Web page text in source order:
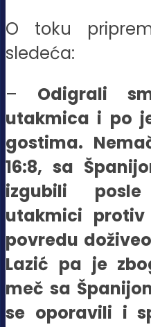
O toku
sledeća:
– Odigrali
utakmica i po
gostima.
16:8, sa
izgubili
utakmici protiv
povredu
Lazić pa je
meč sa
se oporavili i